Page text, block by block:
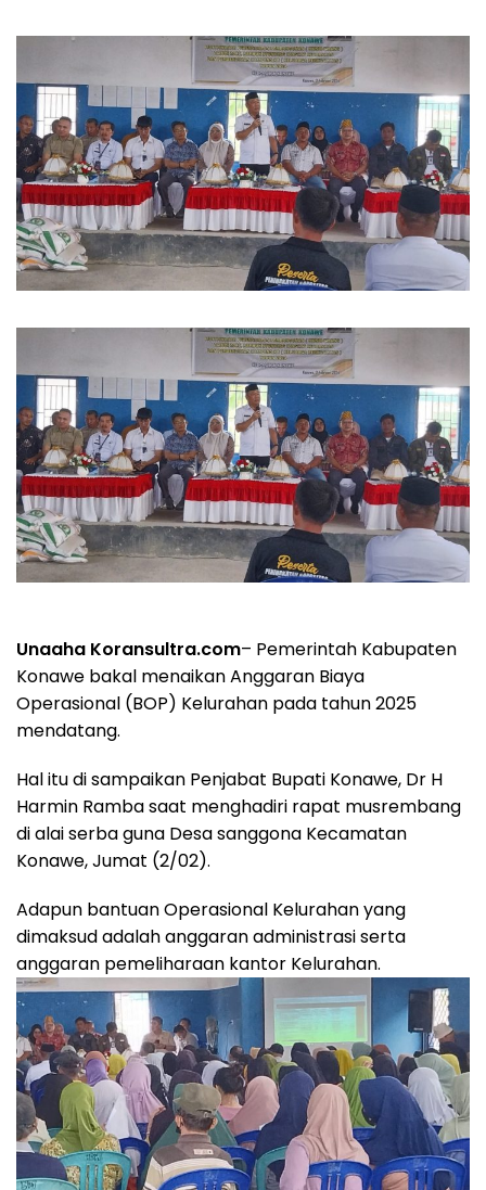
Unaaha Koransultra.com– Pemerintah Kabupaten
Konawe bakal menaikan Anggaran Biaya
Operasional (BOP) Kelurahan pada tahun 2025
mendatang.
Hal itu di sampaikan Penjabat Bupati Konawe, Dr H
Harmin Ramba saat menghadiri rapat musrembang
di alai serba guna Desa sanggona Kecamatan
Konawe, Jumat (2/02).
Adapun bantuan Operasional Kelurahan yang
dimaksud adalah anggaran administrasi serta
anggaran pemeliharaan kantor Kelurahan.